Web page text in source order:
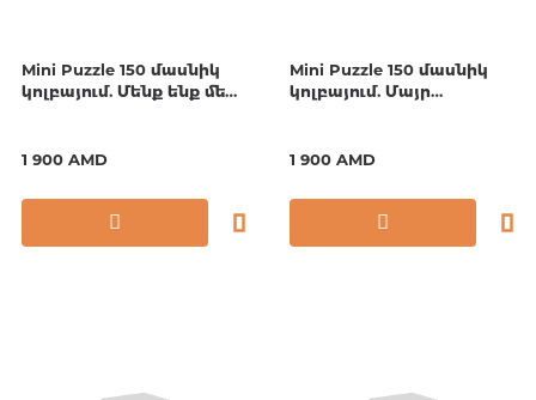
Mini Puzzle 150 մասնիկ
կոլբայում. Մենք ենք մեր
1 900 AMD
Mini Puzzle 150 մասնիկ
կոլբայում. Մայր
1 900 AMD